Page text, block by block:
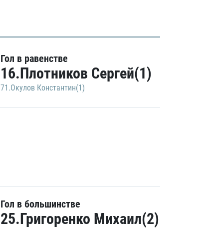
Гол в равенстве
16.Плотников Сергей(1)
71.Окулов Константин(1)
Гол в большинстве
25.Григоренко Михаил(2)